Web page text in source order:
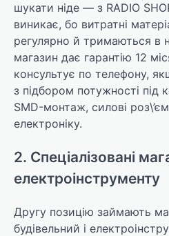
шукати ніде — з RADIO
виникає, бо витратні
регулярно й тримаються в
магазин дає гарантію 12
консультує по телефону,
з підбором потужності під
SMD-монтаж, силові
електроніку.
2. Спеціалізовані
електроінструменту
Другу позицію займають
будівельний і